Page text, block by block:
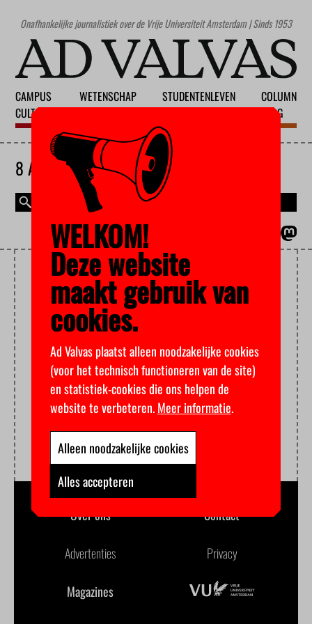
Onafhankelijke journalistiek over de Vrije Universiteit Amsterdam | Sinds 1953
CAMPUS
CULTUUR
WETENSCHAP
STUDENTENLEVEN
COLUMN
BLOG
8 AUGUSTUS 2026
SEKSPLEKKEN
Over ons Contact
Advertenties Privacy
Magazines
WELKOM!
Deze website
maakt gebruik van
cookies.
Ad Valvas plaatst alleen noodzakelijke cookies
(voor het technisch functioneren van de site)
en statistiek-cookies die ons helpen de
website te verbeteren.Meer informatie.
Alleen noodzakelijke cookies
Alles accepteren